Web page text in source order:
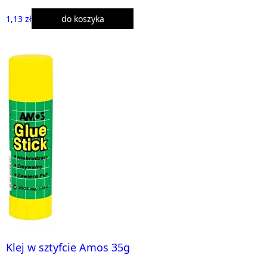
1,13 zł do koszyka
Klej w sztyfcie Amos 35g